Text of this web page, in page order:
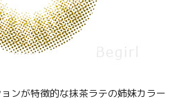
ンが特徴的な抹茶ラテの姉妹カラー